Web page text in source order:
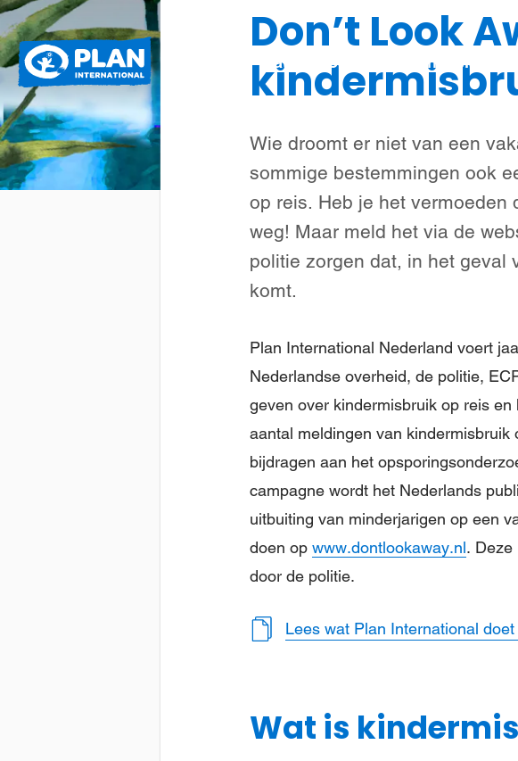
Plan
International
Wat we doen Steun meisjes
Don’t Look
Wie droomt er niet van een
sommige bestemmingen ook
op reis. Heb je het
weg! Maar meld het via de
politie zorgen dat, in het geval
komt.
Plan International Nederland voert
Nederlandse overheid, de politie,
geven over kindermisbruik op reis
aantal meldingen van
bijdragen aan het
campagne wordt het Nederlands
uitbuiting van minderjarigen op een
doen op www.dontlookaway.nl. Deze
door de politie.
Lees wat Plan International
Wat is